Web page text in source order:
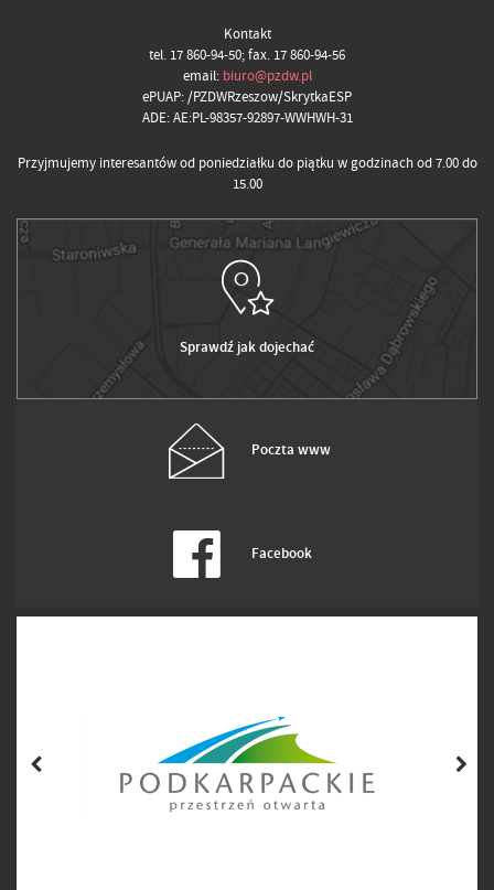
Kontakt
tel. 17 860-94-50; fax. 17 860-94-56
email: biuro@pzdw.pl
ePUAP: /PZDWRzeszow/SkrytkaESP
ADE: AE:PL-98357-92897-WWHWH-31
Przyjmujemy interesantów od poniedziałku do piątku w godzinach od 7.00 do
15.00
Sprawdź jak dojechać
Poczta www
Facebook